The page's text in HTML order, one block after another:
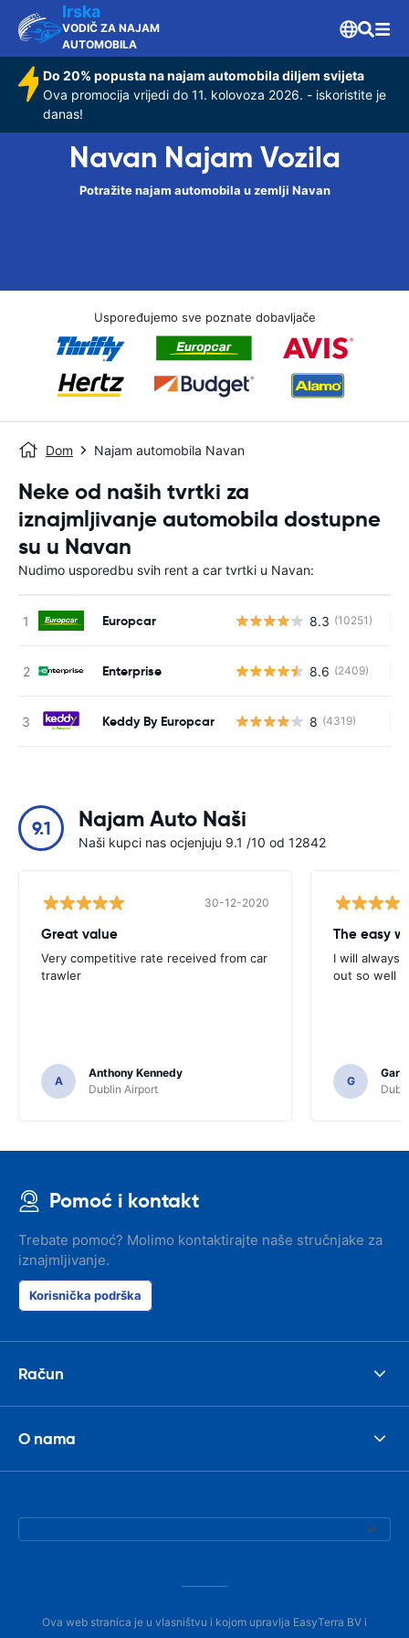
Irska
VODIČ ZA NAJAM
AUTOMOBILA
Do 20% popusta na najam automobila diljem svijeta
Ova promocija vrijedi do 11. kolovoza 2026. - iskoristite je
danas!
Navan Najam Vozila
Potražite najam automobila u zemlji Navan
Uspoređujemo sve poznate dobavljače
Dom Najam automobila Navan
Neke od naših tvrtki za
iznajmljivanje automobila dostupne
su u Navan
Nudimo usporedbu svih rent a car tvrtki u Navan:
Europcar 8.3 (10251)
Enterprise 8.6 (2409)
Keddy By Europcar 8 (4319)
9.1 Najam Auto Naši
Naši kupci nas ocjenjuju 9.1 /10 od 12842
30-12-2020
Great value
Very competitive rate received from car
trawler
A
Anthony Kennedy
Dublin Airport
I will always
out so well
G
Gary
Pomoć i kontakt
Trebate pomoć? Molimo kontaktirajte naše stručnjake za
iznajmljivanje.
Korisnička podrška
Račun
O nama
Ova web stranica je u vlasništvu i kojom upravlja EasyTerra BV i